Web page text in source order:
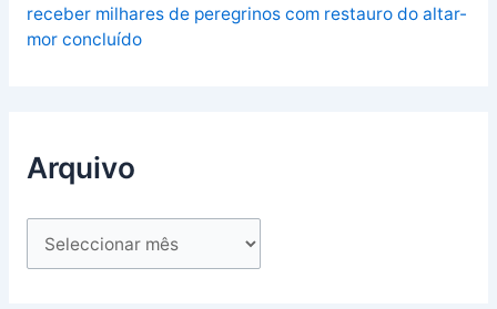
receber milhares de peregrinos com restauro do altar-
mor concluído
Arquivo